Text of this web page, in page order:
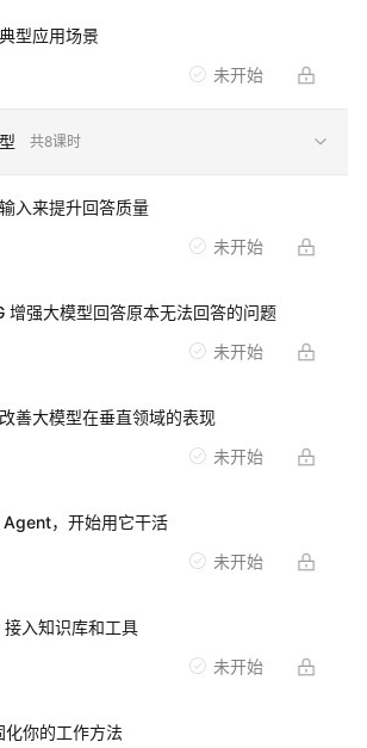
人员
：你将从本课程了解大模型的能力、以及
增效、改进产品体验提升竞争力。
何借助大模型来提升你的学习、研究或工作效
概念，以便于日后更好的和大模型相关技术人
哪些云服务来帮助你在业务中应用大模型。
型应用场景
未开始
共8课时
入来提升回答质量
未开始
增强大模型回答原本无法回答的问题
未开始
善大模型在垂直领域的表现
未开始
Agent，开始用它干活
未开始
入知识库和工具
未开始
化你的工作方法